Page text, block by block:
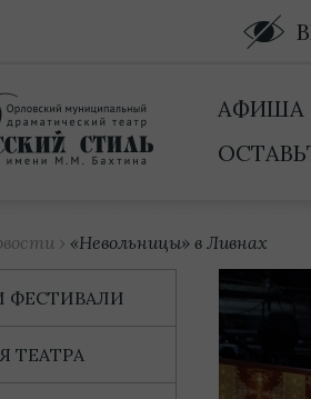
АФИША
› «Невольницы» в Ливнах
ФЕСТИВАЛИ
ТЕАТРА